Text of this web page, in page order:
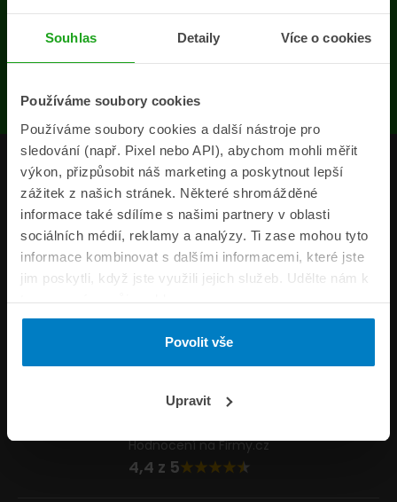
Souhlas Detaily Více o cookies
Používáme soubory cookies
Používáme soubory cookies a další nástroje pro
sledování (např. Pixel nebo API), abychom mohli měřit
výkon, přizpůsobit náš marketing a poskytnout lepší
zážitek z našich stránek. Některé shromážděné
informace také sdílíme s našimi partnery v oblasti
sociálních médií, reklamy a analýzy. Ti zase mohou tyto
informace kombinovat s dalšími informacemi, které jste
jim poskytli, když jste využili jejich služeb. Udělte nám k
tomu prosím svůj souhlas.
Povolit vše
Upravit
chyba
Produkty
Pojišťovny
Informace
ePojisteni.cz
Formuláře
Napište nám
Hodnocení na Firmy.cz
4,4 z 5